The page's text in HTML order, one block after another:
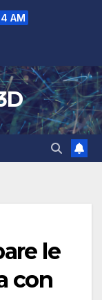
AM
le
con